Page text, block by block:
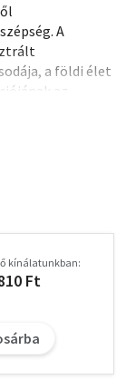
A
a földi élet
az
amelyek
készítettek,
kínálatunkban:
Ft